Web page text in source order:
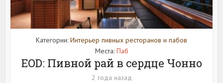
Категории: Интерьер пивных ресторанов и пабов
Места: Паб
EOD: Пивной рай в сердце Чонно
2 года назад